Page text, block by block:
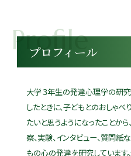
プロフィール
大学３年生の発達心理学の研
したときに、子どもとのおしゃ
たいと思うようになったことか
察、実験、インタビュー、質問
もの心の発達を研究しています